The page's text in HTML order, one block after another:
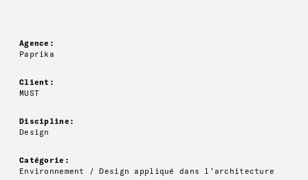
Agence:
Paprika
Client:
MUST
Discipline:
Design
Catégorie:
Environnement / Design appliqué dans l’architecture